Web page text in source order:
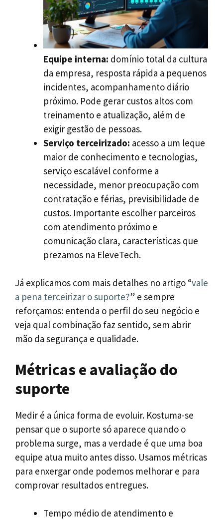
Equipe interna: domínio total da cultura
da empresa, resposta rápida a pequenos
incidentes, acompanhamento diário
próximo. Pode gerar custos altos com
treinamento e atualização, além de
exigir gestão de pessoas.
Serviço terceirizado: acesso a um leque
maior de conhecimento e tecnologias,
serviço escalável conforme a
necessidade, menor preocupação com
contratação e férias, previsibilidade de
custos. Importante escolher parceiros
com atendimento próximo e
comunicação clara, características que
prezamos na EleveTech.
Já explicamos com mais detalhes no artigo “vale
a pena terceirizar o suporte?” e sempre
reforçamos: entenda o perfil do seu negócio e
veja qual combinação faz sentido, sem abrir
mão da segurança e qualidade.
Métricas e avaliação do
suporte
Medir é a única forma de evoluir. Kostuma-se
pensar que o suporte só aparece quando o
problema surge, mas a verdade é que uma boa
equipe atua muito antes disso. Usamos métricas
para enxergar onde podemos melhorar e para
comprovar resultados entregues.
Tempo médio de atendimento e